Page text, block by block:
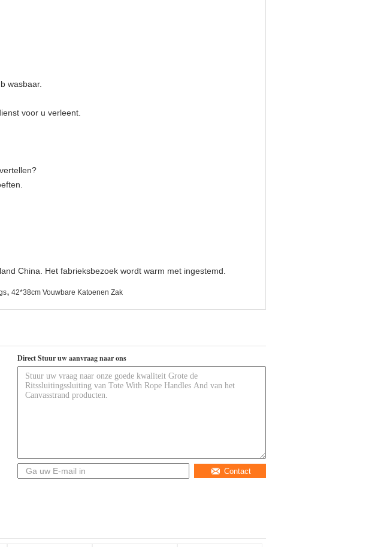
wasbaar.
voor u verleent.
China. Het fabrieksbezoek wordt warm met ingestemd.
, 42*38cm Vouwbare Katoenen Zak
Direct Stuur uw aanvraag naar ons
Contact